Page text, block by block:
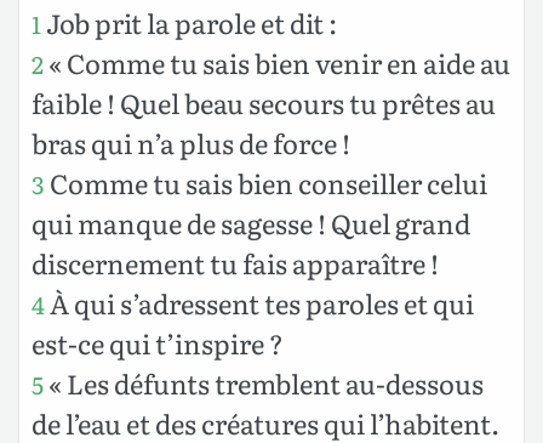
1 Job prit la parole et dit :
2« Comme tu sais bien venir en aide au
faible ! Quel beau secours tu prêtes au
bras qui n’a plus de force !
3 Comme tu sais bien conseiller celui
qui manque de sagesse ! Quel grand
discernement tu fais apparaître !
4À qui s’adressent tes paroles et qui
est-ce qui t’inspire ?
5« Les défunts tremblent au-dessous
de l’eau et des créatures qui l’habitent.